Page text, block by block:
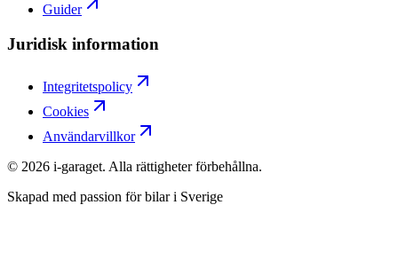
Guider
Juridisk information
Integritetspolicy
Cookies
Användarvillkor
© 2026 i-garaget. Alla rättigheter förbehållna.
Skapad med passion för bilar i Sverige